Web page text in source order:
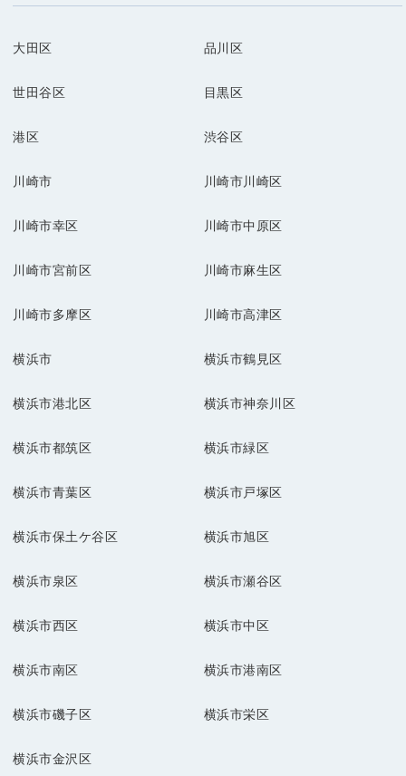
大田区 品川区
世田谷区 目黒区
港区 渋谷区
川崎市 川崎市川崎区
川崎市幸区 川崎市中原区
川崎市宮前区 川崎市麻生区
川崎市多摩区 川崎市高津区
横浜市 横浜市鶴見区
横浜市港北区 横浜市神奈川区
横浜市都筑区 横浜市緑区
横浜市青葉区 横浜市戸塚区
横浜市保土ケ谷区 横浜市旭区
横浜市泉区 横浜市瀬谷区
横浜市西区 横浜市中区
横浜市南区 横浜市港南区
横浜市磯子区 横浜市栄区
横浜市金沢区